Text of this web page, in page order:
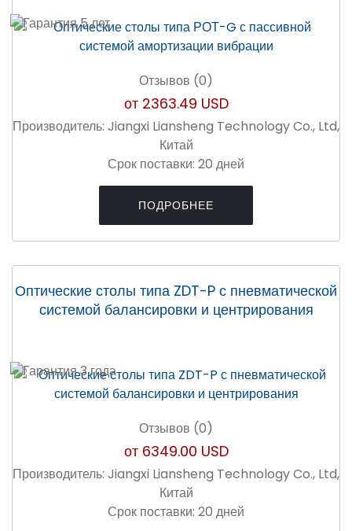
Отзывов (0)
от 2363.49 USD
Производитель: Jiangxi Liansheng Technology Co., Ltd,
Китай
Срок поставки: 20 дней
ПОДРОБНЕЕ
Оптические столы типа ZDT-P с пневматической
системой балансировки и центрирования
Отзывов (0)
от 6349.00 USD
Производитель: Jiangxi Liansheng Technology Co., Ltd,
Китай
Срок поставки: 20 дней